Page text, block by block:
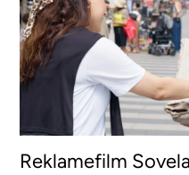
Reklamefilm